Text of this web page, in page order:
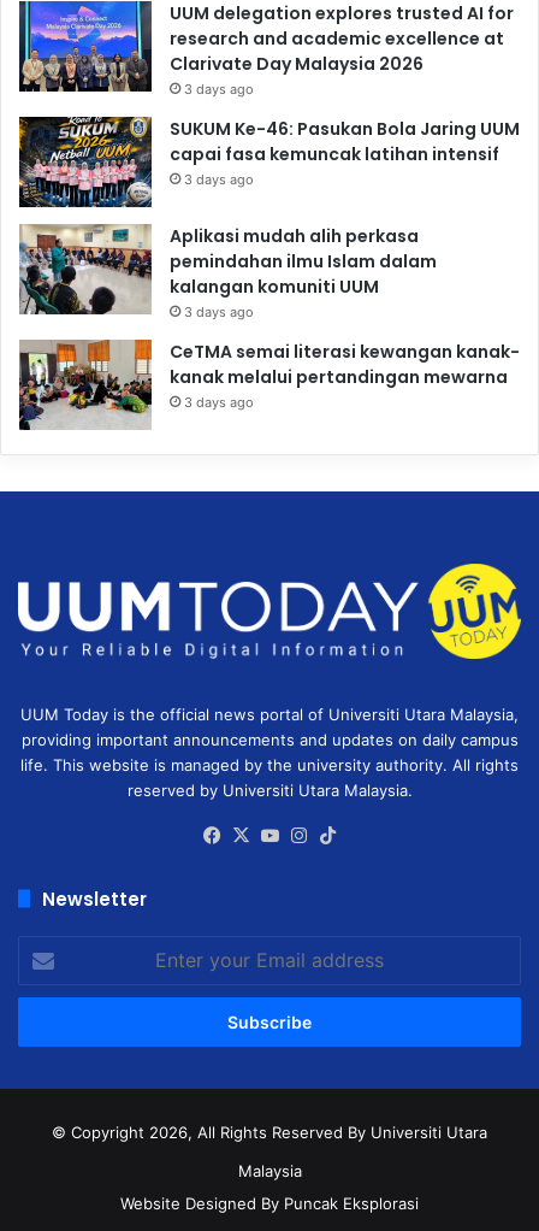
UUM delegation explores trusted AI for
research and academic excellence at
Clarivate Day Malaysia 2026
3 days ago
SUKUM Ke-46: Pasukan Bola Jaring UUM
capai fasa kemuncak latihan intensif
3 days ago
Aplikasi mudah alih perkasa
pemindahan ilmu Islam dalam
kalangan komuniti UUM
3 days ago
CeTMA semai literasi kewangan kanak-
kanak melalui pertandingan mewarna
3 days ago
UUM Today is the official news portal of Universiti Utara Malaysia,
providing important announcements and updates on daily campus
life. This website is managed by the university authority. All rights
reserved by Universiti Utara Malaysia.
Facebook
X YouTubeInstagram
Newsletter
your
Email
© Copyright 2026, All Rights Reserved By Universiti Utara
Malaysia
Website Designed By Puncak Eksplorasi